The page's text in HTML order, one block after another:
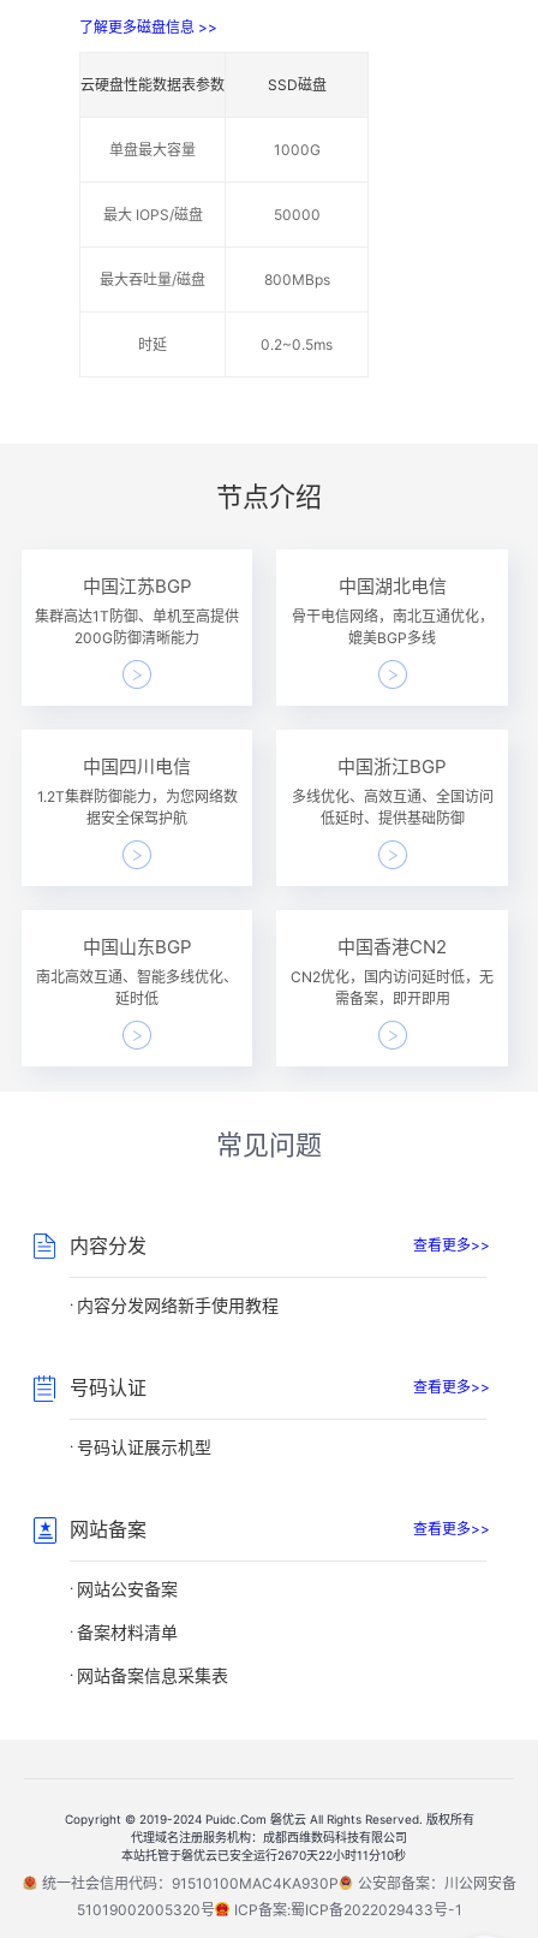
了解更多磁盘信息 >>
云硬盘性能数据表参数 SSD磁盘
单盘最大容量 1000G
最大 IOPS/磁盘 50000
最大吞吐量/磁盘 800MBps
时延 0.2~0.5ms
节点介绍
中国江苏BGP
集群高达1T防御、单机至高提供
200G防御清晰能力
中国湖北电信
骨干电信网络，南北互通优化，
媲美BGP多线
中国四川电信
1.2T集群防御能力，为您网络数
据安全保驾护航
中国浙江BGP
多线优化、高效互通、全国访问
低延时、提供基础防御
中国山东BGP
南北高效互通、智能多线优化、
延时低
中国香港CN2
CN2优化，国内访问延时低，无
需备案，即开即用
常见问题
内容分发 查看更多>>
内容分发网络新手使用教程
号码认证 查看更多>>
号码认证展示机型
网站备案 查看更多>>
网站公安备案
备案材料清单
网站备案信息采集表
Copyright © 2019-2024 Puidc.Com 磐优云 All Rights Reserved. 版权所有
代理域名注册服务机构：成都西维数码科技有限公司
本站托管于磐优云已安全运行2670天22小时11分10秒
统一社会信用代码：91510100MAC4KA930P
公安部备案：川公网安备
51019002005320号
ICP备案:蜀ICP备2022029433号-1